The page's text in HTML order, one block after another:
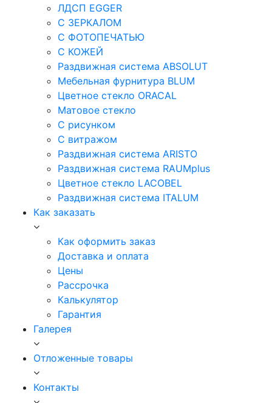
ЛДСП EGGER
С ЗЕРКАЛОМ
С ФОТОПЕЧАТЬЮ
С КОЖЕЙ
Раздвижная система ABSOLUT
Мебельная фурнитура BLUM
Цветное стекло ORACAL
Матовое стекло
C рисунком
C витражом
Раздвижная система ARISTO
Раздвижная система RAUMplus
Цветное стекло LACOBEL
Раздвижная система ITALUM
Как заказать
Как оформить заказ
Доставка и оплата
Цены
Рассрочка
Калькулятор
Гарантия
Галерея
Отложенные товары
Контакты